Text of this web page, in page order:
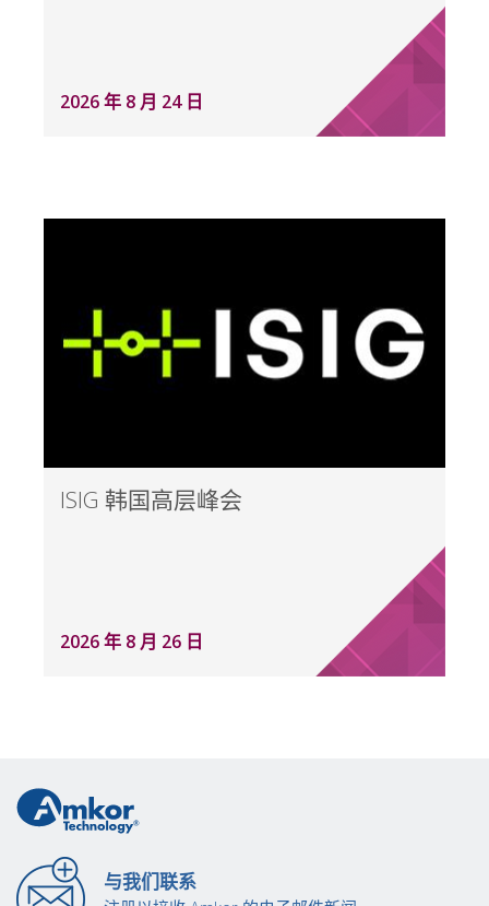
2026 年 8 月 24 日
ISIG 韩国高层峰会
2026 年 8 月 26 日
与我们联系